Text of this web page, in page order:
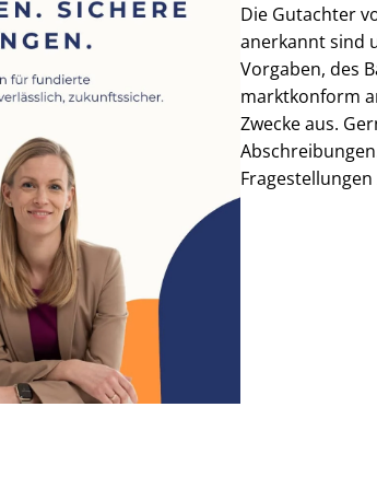
Die Gutachter
anerkannt sind
Vorgaben, des
marktkonform
Zwecke aus.